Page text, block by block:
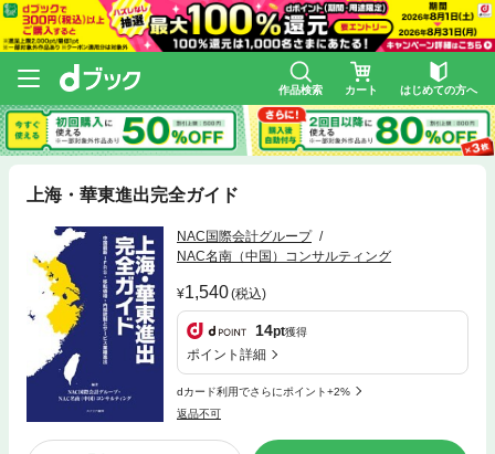
作品検索 カート はじめての方へ
上海・華東進出完全ガイド
NAC国際会計グループ
NAC名南（中国）コンサルティング
1,540(税込)
14pt獲得
ポイント詳細
dカード利用でさらにポイント+2%
返品不可